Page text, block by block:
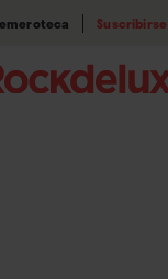
Suscribirse